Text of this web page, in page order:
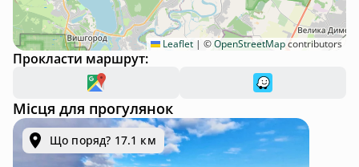
Leaflet | ©OpenStreetMapcontributors
Прокласти маршрут:
Місця для прогулянок
Що поряд? 17.1 км